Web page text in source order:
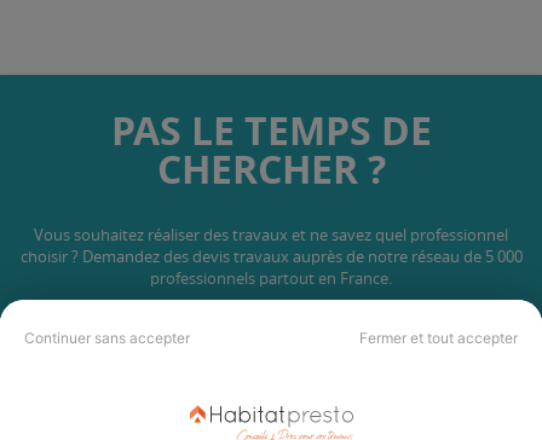
Continuer sans accepter Fermer et tout accepter
PAS LE TEMPS DE
CHERCHER ?
Vous souhaitez réaliser des travaux et ne savez quel professionnel
choisir ? Demandez des devis travaux auprès de notre réseau de 5 000
professionnels partout en France.